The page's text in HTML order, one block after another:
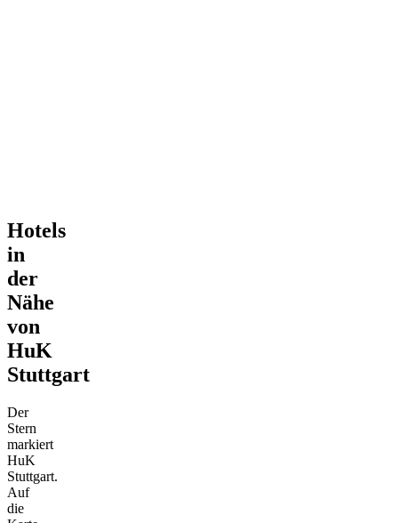
Hotels
in
der
Nähe
von
HuK
Stuttgart
Der
Stern
markiert
HuK
Stuttgart.
Auf
die